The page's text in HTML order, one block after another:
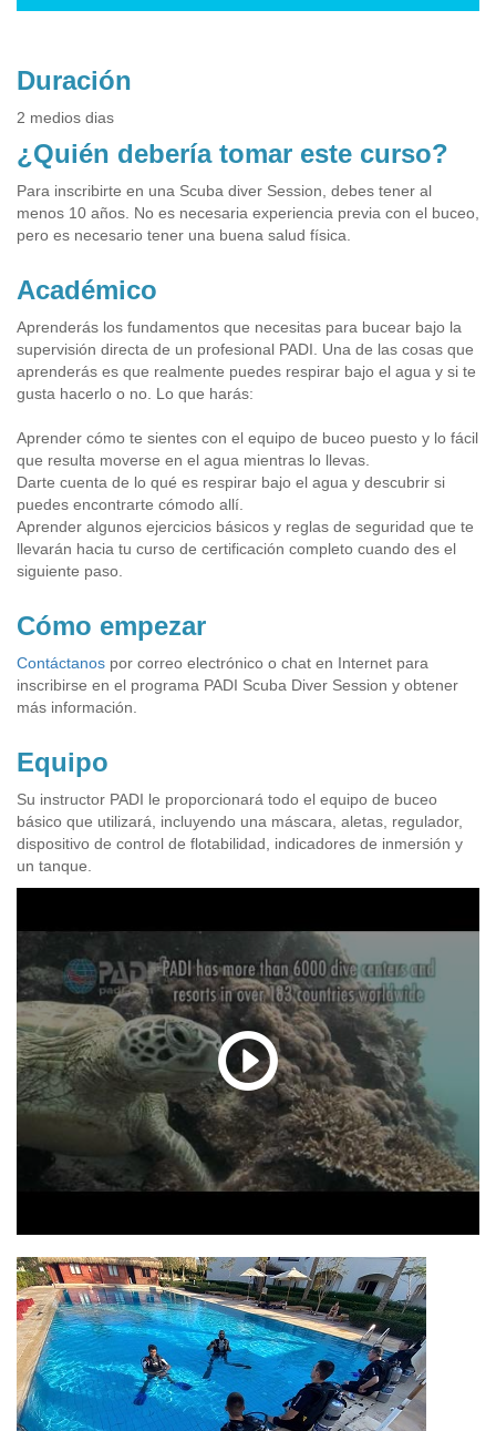
Duración
2 medios dias
¿Quién debería tomar este curso?
Para inscribirte en una Scuba diver Session, debes tener al
menos 10 años. No es necesaria experiencia previa con el buceo,
pero es necesario tener una buena salud física.
Académico
Aprenderás los fundamentos que necesitas para bucear bajo la
supervisión directa de un profesional PADI. Una de las cosas que
aprenderás es que realmente puedes respirar bajo el agua y si te
gusta hacerlo o no. Lo que harás:
Aprender cómo te sientes con el equipo de buceo puesto y lo fácil
que resulta moverse en el agua mientras lo llevas.
Darte cuenta de lo qué es respirar bajo el agua y descubrir si
puedes encontrarte cómodo allí.
Aprender algunos ejercicios básicos y reglas de seguridad que te
llevarán hacia tu curso de certificación completo cuando des el
siguiente paso.
Cómo empezar
Contáctanos por correo electrónico o chat en Internet para
inscribirse en el programa PADI Scuba Diver Session y obtener
más información.
Equipo
Su instructor PADI le proporcionará todo el equipo de buceo
básico que utilizará, incluyendo una máscara, aletas, regulador,
dispositivo de control de flotabilidad, indicadores de inmersión y
un tanque.